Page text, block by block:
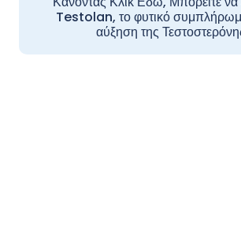
Testolan, το φυτικό
αύξηση της